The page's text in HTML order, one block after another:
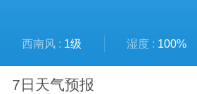
西南风 : 1级 湿度 : 100%
7日天气预报